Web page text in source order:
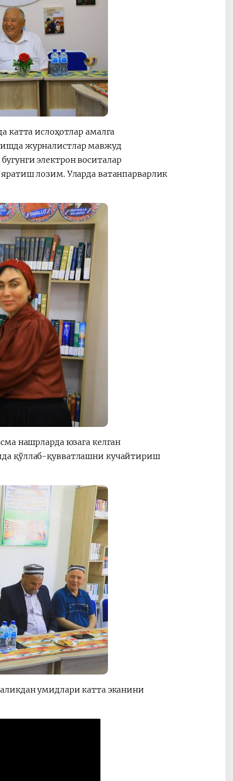
катта ислоҳотлар амалга
журналистлар мавжуд
электрон воситалар
лозим. Уларда ватанпарварлик
нашрларда юзага келган
қўллаб-қувватлашни кучайтириш
умидлари катта эканини